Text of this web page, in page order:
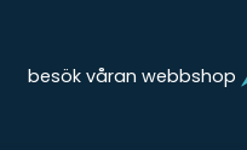
besök våran webbshop